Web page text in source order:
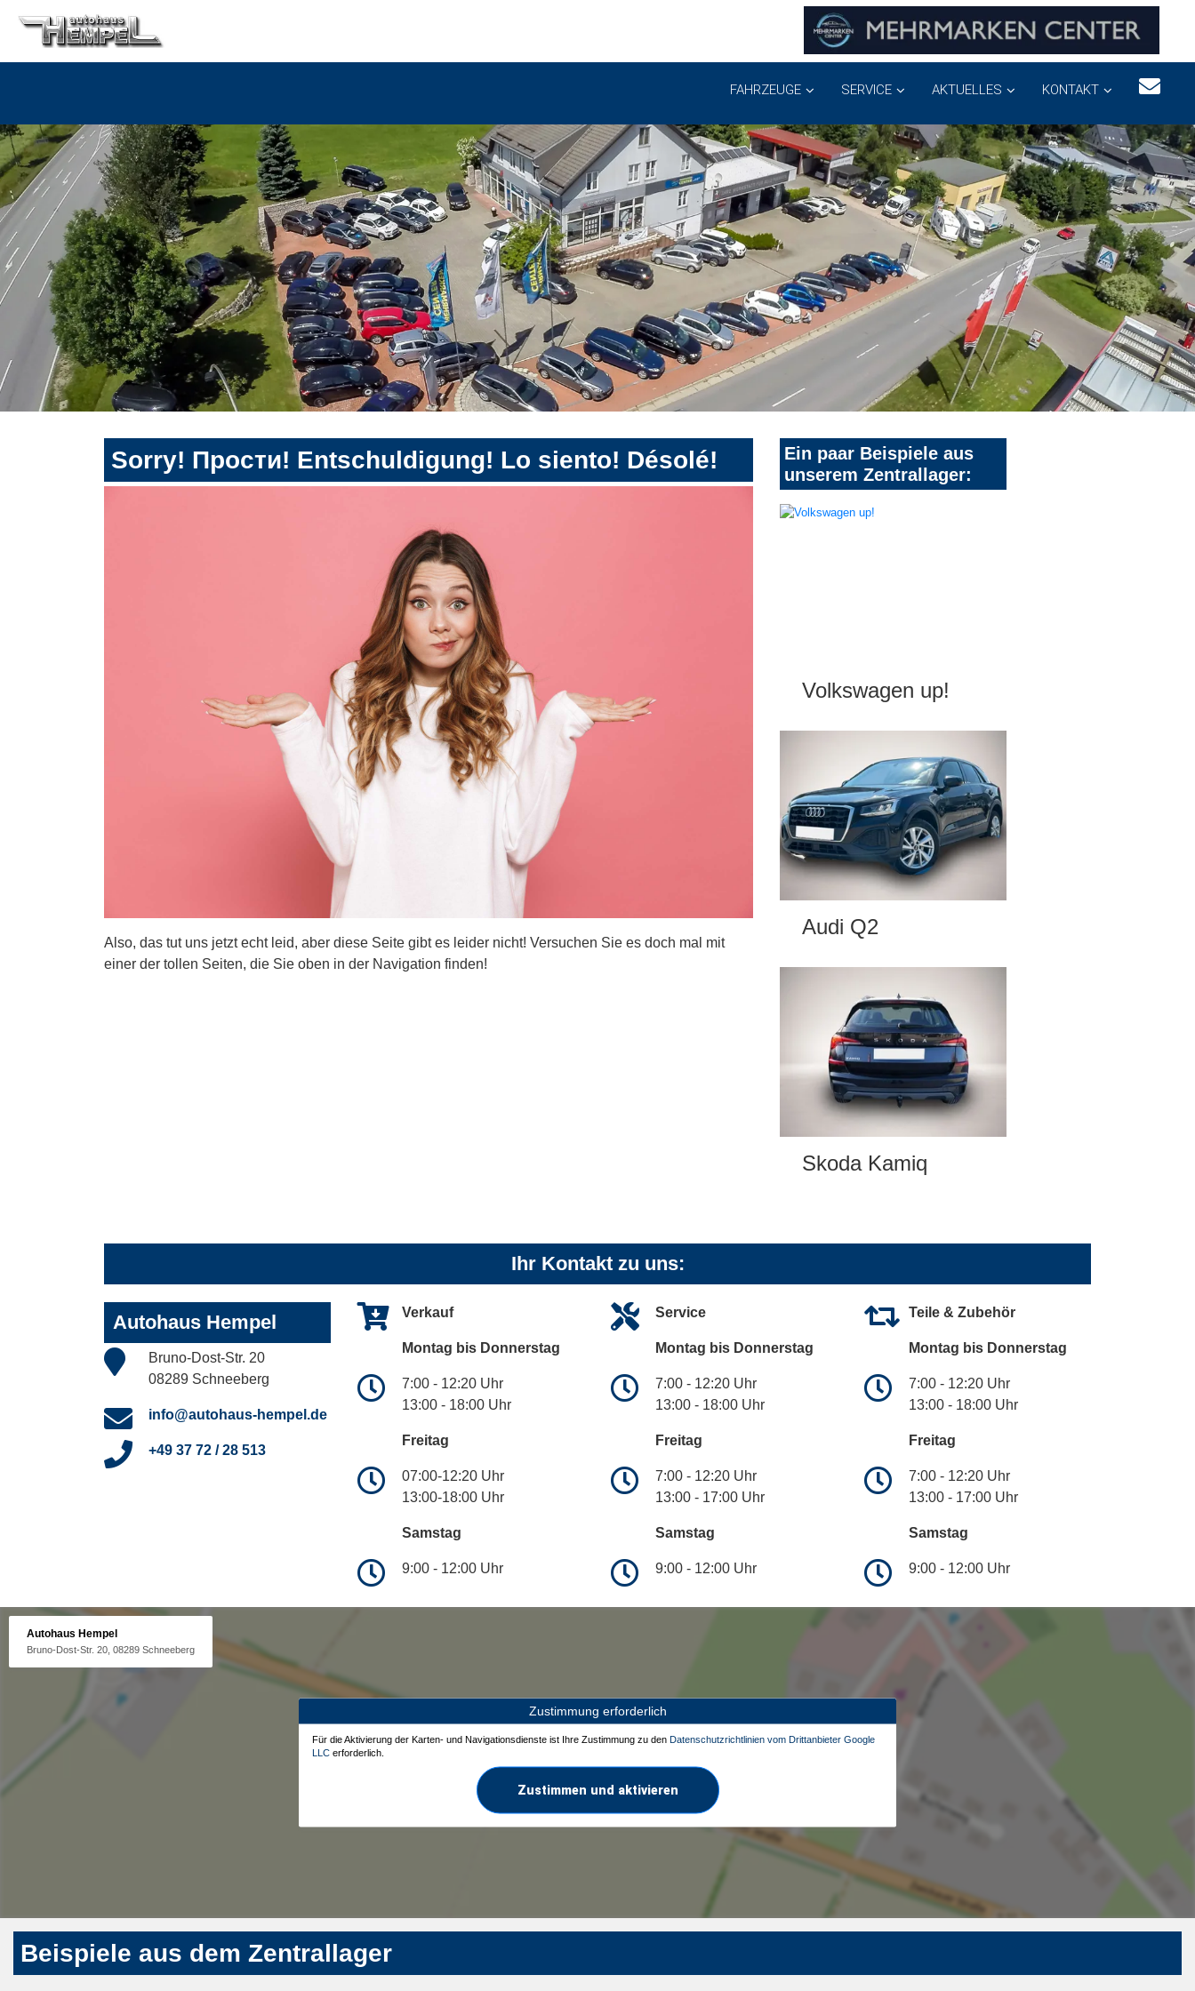
FAHRZEUGE SERVICE AKTUELLES KONTAKT
Sorry! Прости! Entschuldigung! Lo siento! Désolé!
Also, das tut uns jetzt echt leid, aber diese Seite gibt es leider nicht! Versuchen Sie es doch mal mit
einer der tollen Seiten, die Sie oben in der Navigation finden!
Ein paar Beispiele aus
unserem Zentrallager:
Volkswagen up!
Audi Q2
Skoda Kamiq
Ihr Kontakt zu uns:
Autohaus Hempel
Bruno-Dost-Str. 20
08289 Schneeberg
info@autohaus-hempel.de
+49 37 72 / 28 513
Verkauf
Montag bis Donnerstag
7:00 - 12:20 Uhr
13:00 - 18:00 Uhr
Freitag
07:00-12:20 Uhr
13:00-18:00 Uhr
Samstag
9:00 - 12:00 Uhr
Service
Montag bis Donnerstag
7:00 - 12:20 Uhr
13:00 - 18:00 Uhr
Freitag
7:00 - 12:20 Uhr
13:00 - 17:00 Uhr
Samstag
9:00 - 12:00 Uhr
Teile & Zubehör
Montag bis Donnerstag
7:00 - 12:20 Uhr
13:00 - 18:00 Uhr
Freitag
7:00 - 12:20 Uhr
13:00 - 17:00 Uhr
Samstag
9:00 - 12:00 Uhr
Autohaus Hempel
Bruno-Dost-Str. 20, 08289 Schneeberg
Zustimmung erforderlich
Für die Aktivierung der Karten- und Navigationsdienste ist Ihre Zustimmung zu den Datenschutzrichtlinien vom Drittanbieter Google
LLC erforderlich.
Zustimmen und aktivieren
Beispiele aus dem Zentrallager